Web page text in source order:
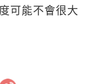
可能不會很大